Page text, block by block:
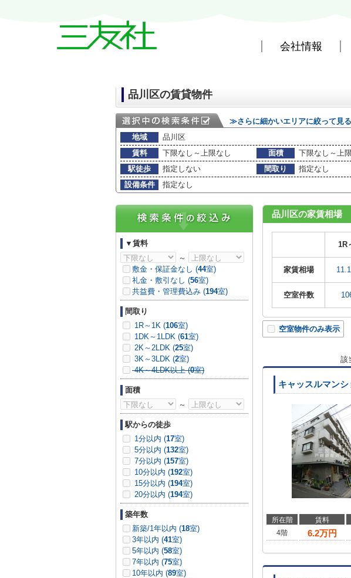
会社情報
品川区の賃貸物件
≫さらに細かいエリアに絞って見る
地域
品川区
賃料
下限なし～上限なし 面積 下限なし～上
駅徒歩
指定しない 間取り
指定なし
設備条件
指定なし
品川区の家賃相場
1R
家賃相場
空室件数
空室物件のみ表示
該
キャッスルマンシ
所在階 賃料
4階
6.2万円
▼賃料
～
敷金・保証金なし (44室)
礼金・敷引なし (56室)
共益費・管理費込み (194室)
間取り
1R～1K (106室)
1DK～1LDK (61室)
2K～2LDK (25室)
3K～3LDK (2室)
4K～4LDK以上 (0室)
面積
～
駅からの徒歩
1分以内 (17室)
5分以内 (132室)
7分以内 (157室)
10分以内 (192室)
15分以内 (194室)
20分以内 (194室)
築年数
新築/1年以内 (18室)
3年以内 (41室)
5年以内 (58室)
7年以内 (75室)
10年以内 (89室)